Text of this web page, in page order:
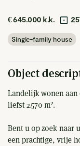
€ 645.000 k.k.
Single-family house
Object
Landelijk wonen aan
liefst 2.570 m².
Bent u op zoek naar
een prachtige, vrije